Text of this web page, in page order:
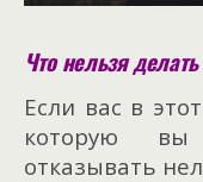
Что нельзя
Если вас в
которую
отказывать